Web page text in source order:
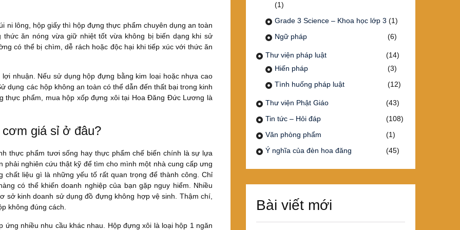
ni lông, hộp giấy thì hộp đựng thực phẩm chuyên dụng an toàn
ăn nóng vừa giữ nhiệt tốt vừa không bị biến dạng khi sử
có thể bị chìm, dễ rách hoặc độc hại khi tiếp xúc với thức ăn
nhuận. Nếu sử dụng hộp đựng bằng kim loại hoặc nhựa cao
dụng các hộp không an toàn có thể dẫn đến thất bại trong kinh
thực phẩm, mua hộp xốp đựng xôi tại Hoa Đăng Đức Lương là
giá sỉ ở đâu?
thực phẩm tươi sống hay thực phẩm chế biến chính là sự lựa
nghiên cứu thật kỹ để tìm cho mình một nhà cung cấp ưng
liệu gì là những yếu tố rất quan trọng để thành công. Chỉ
có thể khiến doanh nghiệp của bạn gặp nguy hiểm. Nhiều
sở kinh doanh sử dụng đồ đựng không hợp vệ sinh. Thậm chí,
không đúng cách.
nhiều nhu cầu khác nhau. Hộp đựng xôi là loại hộp 1 ngăn
(1)
Grade 3 Science – Khoa học lớp 3 (1)
Ngữ pháp
(6)
Thư viện pháp luật
(14)
Hiến pháp
(3)
Tình huống pháp luật
(12)
Thư viện Phật Giáo
(43)
Tin tức – Hỏi đáp
(108)
Văn phòng phẩm
(1)
Ý nghĩa của đèn hoa đăng
(45)
Bài viết mới